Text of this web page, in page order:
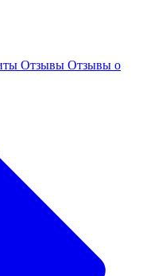
Отзывы Отзывы о